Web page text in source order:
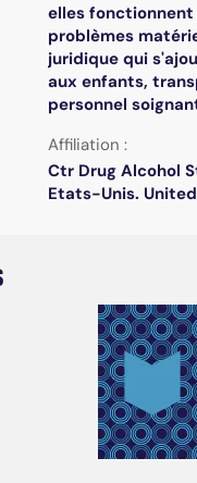
elles
problèmes
juridique qui
aux enfants,
personnel
Affiliation :
Ctr Drug Alcohol
Etats-Unis.